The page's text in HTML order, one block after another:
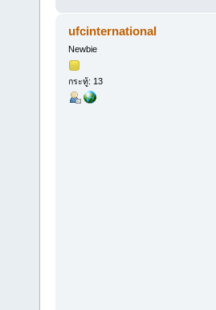
ufcinternational
Newbie
กระทู้: 13